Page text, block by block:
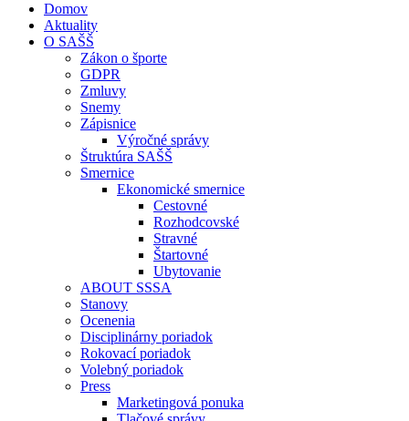
Domov
Aktuality
O SAŠŠ
Zákon o športe
GDPR
Zmluvy
Snemy
Zápisnice
Výročné správy
Štruktúra SAŠŠ
Smernice
Ekonomické smernice
Cestovné
Rozhodcovské
Stravné
Štartovné
Ubytovanie
ABOUT SSSA
Stanovy
Ocenenia
Disciplinárny poriadok
Rokovací poriadok
Volebný poriadok
Press
Marketingová ponuka